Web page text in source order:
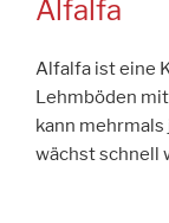
Alfalfa
Alfalfa ist eine
Lehmböden
kann
wächst schnell